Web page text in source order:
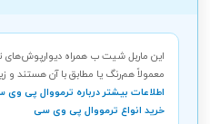
این ماربل شیت ب همراه
معمولاً هم‌رنگ یا مطابق با آن هستند و
اطلاعات بیشتر درباره ترمووال پی
خرید انواع ترمووال پی وی سی